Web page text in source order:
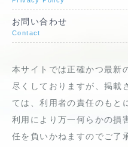
お問い合わせ
Contact
本サイトでは正確かつ最新
尽くしておりますが、掲載
ては、利用者の責任のもと
利用により万一何らかの損
任を負いかねますのでご了